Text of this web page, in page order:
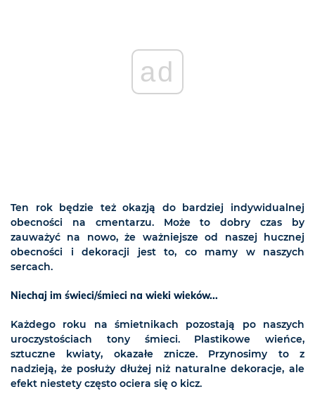
ad
Ten rok będzie też okazją do bardziej indywidualnej
obecności na cmentarzu. Może to dobry czas by
zauważyć na nowo, że ważniejsze od naszej hucznej
obecności i dekoracji jest to, co mamy w naszych
sercach.
Niechaj im świeci/śmieci na wieki wieków...
Każdego roku na śmietnikach pozostają po naszych
uroczystościach tony śmieci. Plastikowe wieńce,
sztuczne kwiaty, okazałe znicze. Przynosimy to z
nadzieją, że posłuży dłużej niż naturalne dekoracje, ale
efekt niestety często ociera się o kicz.